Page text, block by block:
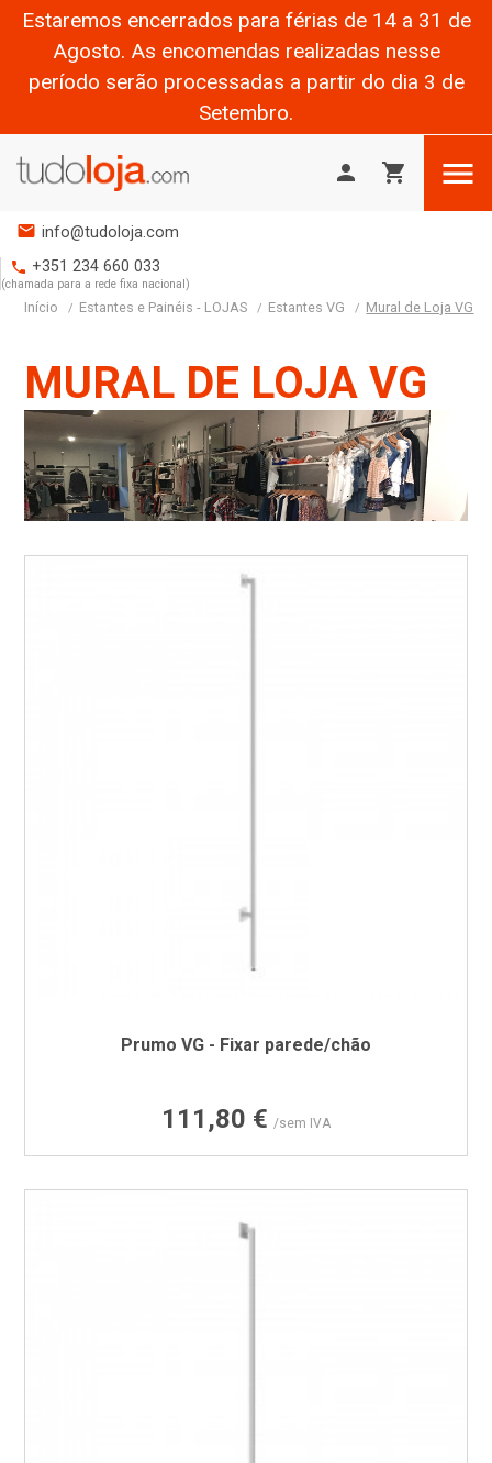
Estaremos encerrados para férias de 14 a 31 de
Agosto. As encomendas realizadas nesse
período serão processadas a partir do dia 3 de
Setembro.
person shopping_cart 
mail info@tudoloja.com
phone +351 234 660 033
(chamada para a rede fixa nacional)
Início Estantes e Painéis - LOJAS Estantes VG Mural de Loja VG
MURAL DE LOJA VG
Prumo VG - Fixar parede/chão
Preço
111,80 € /sem IVA